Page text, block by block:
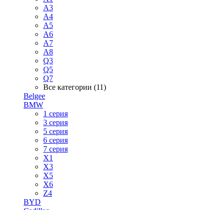
A3
A4
A5
A6
A7
A8
Q3
Q5
Q7
Все категории (11)
Belgee
BMW
1 серия
3 серия
5 серия
6 серия
7 серия
X1
X3
X5
X6
Z4
BYD